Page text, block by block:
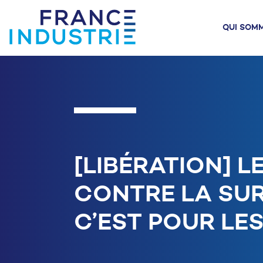
QUI
[LIBÉRATION]
CONTRE LA
C’EST POUR